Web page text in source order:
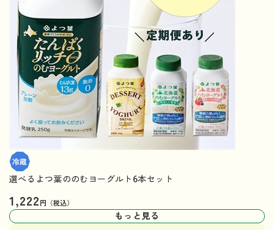
選べるよつ葉ののむヨーグルト6本セット
1,222円（税込）
もっと見る